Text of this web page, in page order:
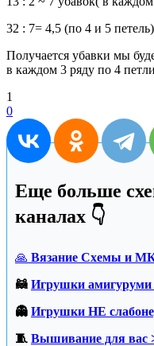
32 : 7= 4,5 (по 4 и 5 петель)
Получается убавки мы
в каждом 3 ряду по 4
1
0
Еще больше
каналах 👇
🙏 Вязание Схемы и
🦝 Игрушки амигуруми
👻 Игрушки НЕ
🧵 Вышивание для вас